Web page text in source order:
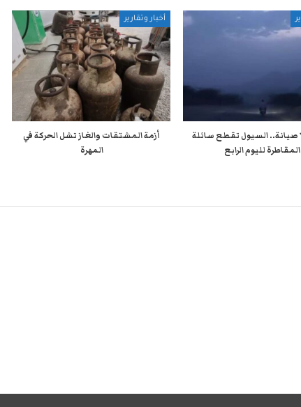
صيانة.. السيول تقطع سائلة
المقاطرة لليوم الرابع
أخبار وتقارير
أزمة المشتقات والغاز تشل الحركة في
المهرة ​